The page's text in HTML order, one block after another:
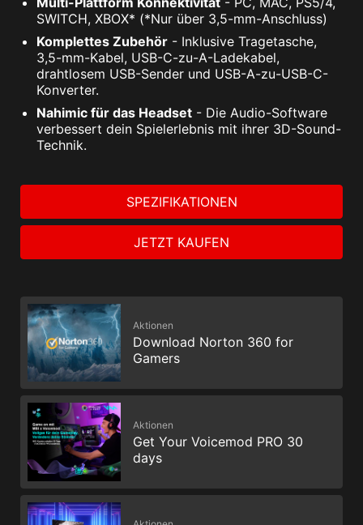
SWITCH, XBOX* (*Nur über 3,5-mm-Anschluss)
Komplettes Zubehör - Inklusive Tragetasche,
3,5-mm-Kabel, USB-C-zu-A-Ladekabel,
drahtlosem USB-Sender und USB-A-zu-USB-C-
Konverter.
Nahimic für das Headset - Die Audio-Software
verbessert dein Spielerlebnis mit ihrer 3D-Sound-
Technik.
SPEZIFIKATIONEN
JETZT KAUFEN
Aktionen
Download Norton 360 for
Gamers
Aktionen
Get Your Voicemod PRO 30
days